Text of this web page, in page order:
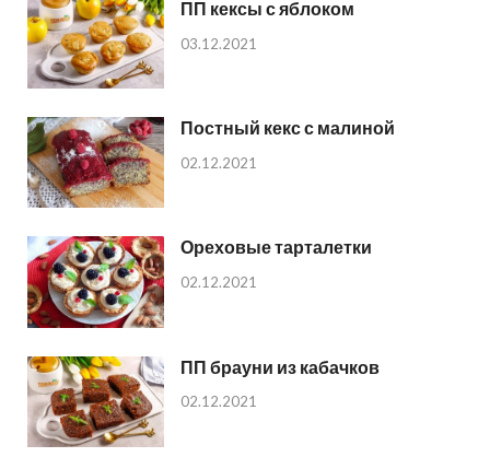
ПП кексы с яблоком
03.12.2021
Постный кекс с малиной
02.12.2021
Ореховые тарталетки
02.12.2021
ПП брауни из кабачков
02.12.2021